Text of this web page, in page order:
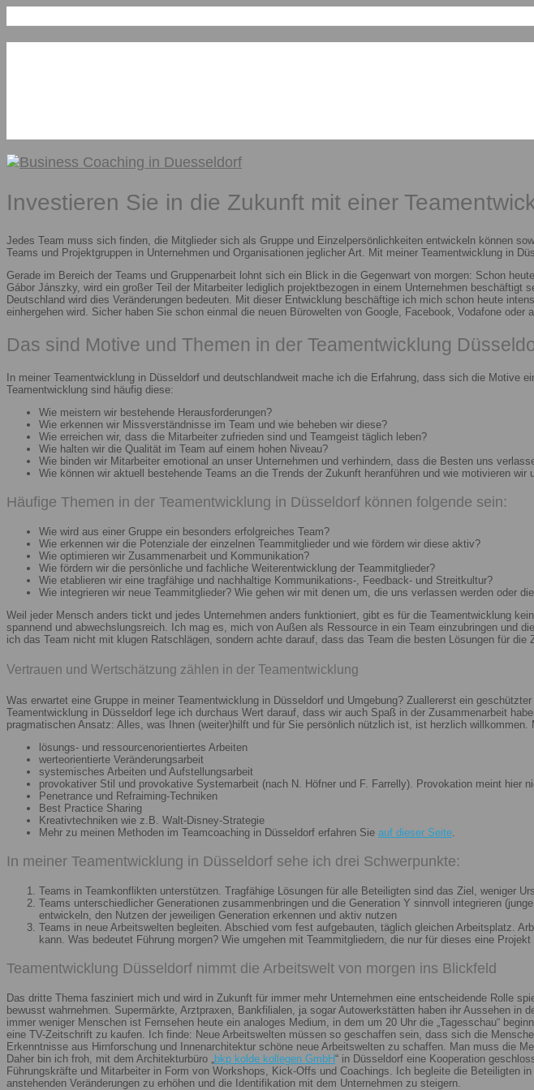
Investieren Sie in die Zukunft mit einer
Jedes Team muss sich finden, die Mitglieder sich als Gruppe und Einzelpersönlichkeiten entwickeln können
Teams und Projektgruppen in Unternehmen und Organisationen jeglicher Art. Mit meiner Teamentwicklung in
Gerade im Bereich der Teams und Gruppenarbeit lohnt sich ein Blick in die Gegenwart von morgen: Schon
Gábor Jánszky, wird ein großer Teil der Mitarbeiter lediglich projektbezogen in einem Unternehmen
Deutschland wird dies Veränderungen bedeuten. Mit dieser Entwicklung beschäftige ich mich schon heute
einhergehen wird. Sicher haben Sie schon einmal die neuen Bürowelten von Google, Facebook, Vodafone
Das sind Motive und Themen in der Teamentwicklung
In meiner Teamentwicklung in Düsseldorf und deutschlandweit mache ich die Erfahrung, dass sich die Motive
Teamentwicklung sind häufig diese:
Wie meistern wir bestehende Herausforderungen?
Wie erkennen wir Missverständnisse im Team und wie beheben wir diese?
Wie erreichen wir, dass die Mitarbeiter zufrieden sind und Teamgeist täglich leben?
Wie halten wir die Qualität im Team auf einem hohen Niveau?
Wie binden wir Mitarbeiter emotional an unser Unternehmen und verhindern, dass die Besten uns
Wie können wir aktuell bestehende Teams an die Trends der Zukunft heranführen und wie motivieren
Häufige Themen in der Teamentwicklung in Düsseldorf können folgende sein:
Wie wird aus einer Gruppe ein besonders erfolgreiches Team?
Wie erkennen wir die Potenziale der einzelnen Teammitglieder und wie fördern wir diese aktiv?
Wie optimieren wir Zusammenarbeit und Kommunikation?
Wie fördern wir die persönliche und fachliche Weiterentwicklung der Teammitglieder?
Wie etablieren wir eine tragfähige und nachhaltige Kommunikations-, Feedback- und Streitkultur?
Wie integrieren wir neue Teammitglieder? Wie gehen wir mit denen um, die uns verlassen werden oder
Weil jeder Mensch anders tickt und jedes Unternehmen anders funktioniert, gibt es für die Teamentwicklung
spannend und abwechslungsreich. Ich mag es, mich von Außen als Ressource in ein Team einzubringen und
ich das Team nicht mit klugen Ratschlägen, sondern achte darauf, dass das Team die besten Lösungen für
Vertrauen und Wertschätzung zählen in der Teamentwicklung
Was erwartet eine Gruppe in meiner Teamentwicklung in Düsseldorf und Umgebung? Zuallererst ein
Teamentwicklung in Düsseldorf lege ich durchaus Wert darauf, dass wir auch Spaß in der Zusammenarbeit
pragmatischen Ansatz: Alles, was Ihnen (weiter)hilft und für Sie persönlich nützlich ist, ist herzlich
lösungs- und ressourcenorientiertes Arbeiten
werteorientierte Veränderungsarbeit
systemisches Arbeiten und Aufstellungsarbeit
provokativer Stil und provokative Systemarbeit (nach N. Höfner und F. Farrelly). Provokation meint
Penetrance und Refraiming-Techniken
Best Practice Sharing
Kreativtechniken wie z.B. Walt-Disney-Strategie
Mehr zu meinen Methoden im Teamcoaching in Düsseldorf erfahren Sie auf dieser Seite.
In meiner Teamentwicklung in Düsseldorf sehe ich drei Schwerpunkte:
Teams in Teamkonflikten unterstützen. Tragfähige Lösungen für alle Beteiligten sind das Ziel, weniger
Teams unterschiedlicher Generationen zusammenbringen und die Generation Y sinnvoll integrieren
entwickeln, den Nutzen der jeweiligen Generation erkennen und aktiv nutzen
Teams in neue Arbeitswelten begleiten. Abschied vom fest aufgebauten, täglich gleichen Arbeitsplatz.
kann. Was bedeutet Führung morgen? Wie umgehen mit Teammitgliedern, die nur für dieses eine
Teamentwicklung Düsseldorf nimmt die Arbeitswelt von morgen ins Blickfeld
Das dritte Thema fasziniert mich und wird in Zukunft für immer mehr Unternehmen eine entscheidende Rolle
bewusst wahrnehmen. Supermärkte, Arztpraxen, Bankfilialen, ja sogar Autowerkstätten haben ihr Aussehen
immer weniger Menschen ist Fernsehen heute ein analoges Medium, in dem um 20 Uhr die „Tagesschau“
eine TV-Zeitschrift zu kaufen. Ich finde: Neue Arbeitswelten müssen so geschaffen sein, dass sich die
Erkenntnisse aus Hirnforschung und Innenarchitektur schöne neue Arbeitswelten zu schaffen. Man muss die
Daher bin ich froh, mit dem Architekturbüro „bkp kolde kollegen GmbH“ in Düsseldorf eine Kooperation
Führungskräfte und Mitarbeiter in Form von Workshops, Kick-Offs und Coachings. Ich begleite die
anstehenden Veränderungen zu erhöhen und die Identifikation mit dem Unternehmen zu steigern.